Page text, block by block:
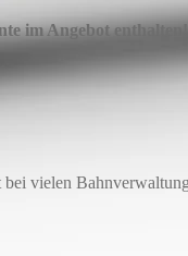
im Angebot enthalten!
vielen